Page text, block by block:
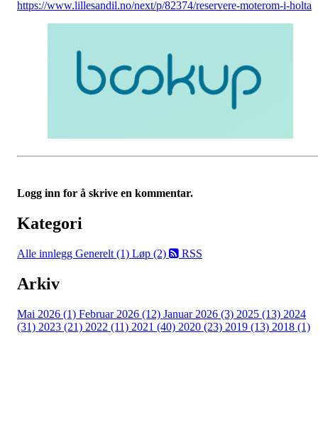
https://www.lillesandil.no/next/p/82374/reservere-moterom-i-holta
Logg inn for å skrive en kommentar.
Kategori
Alle innlegg Generelt (1) Løp (2) RSS
Arkiv
Mai 2026 (1) Februar 2026 (12) Januar 2026 (3) 2025 (13) 2024
(31) 2023 (21) 2022 (11) 2021 (40) 2020 (23) 2019 (13) 2018 (1)